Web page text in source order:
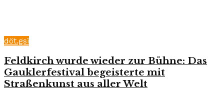
döt.gsi
Feldkirch wurde wieder zur Bühne: Das
Gauklerfestival begeisterte mit
Straßenkunst aus aller Welt